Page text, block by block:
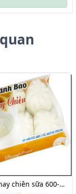
B.bao chay chiên sữa 600-700g